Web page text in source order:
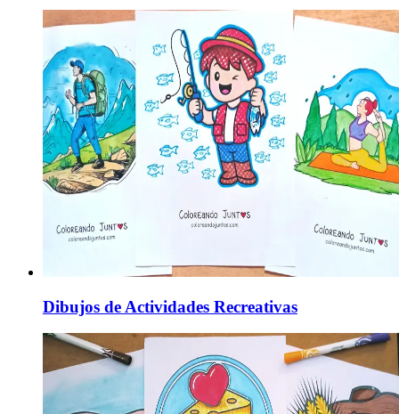
Dibujos de Actividades Recreativas